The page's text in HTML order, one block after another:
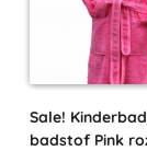
Sale!
badstof Pink